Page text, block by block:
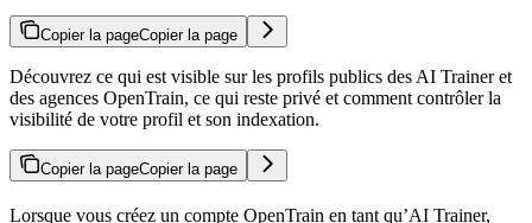
Copier la pageCopier la page
Découvrez ce qui est visible sur les profils publics des AI Trainer et
des agences OpenTrain, ce qui reste privé et comment contrôler la
visibilité de votre profil et son indexation.
Copier la pageCopier la page
Lorsque vous créez un compte OpenTrain en tant qu’AI Trainer,